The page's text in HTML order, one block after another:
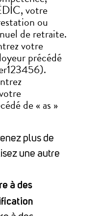
votre
ou
de retraite.
votre
précédé
de « as »
plus de
une autre
à des